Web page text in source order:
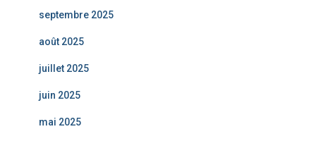
septembre 2025
août 2025
juillet 2025
juin 2025
mai 2025